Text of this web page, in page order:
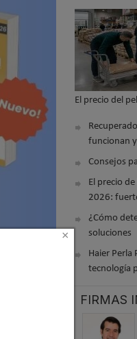
han
El precio del
funcionan
Consejos
El precio
2026:
¿Cómo
soluciones
Haier
tecnología
FIRMAS
×